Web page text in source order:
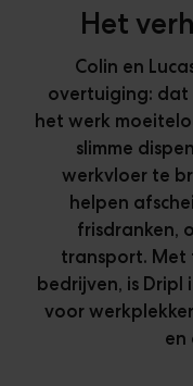
Blog
Downloads
The Ripple
Het
Colin en
overtuiging: dat
het werk
slimme
werkvloer te
helpen
frisdranken,
transport. Met
bedrijven, is Dripl
voor
en